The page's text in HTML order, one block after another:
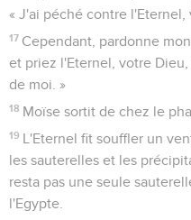
« J'ai péché contre
17 Cependant, pardonne
et priez l'Eternel, votre
de moi. »
18 Moïse sortit de chez le
19 L'Eternel fit souffler un
les sauterelles et les
resta pas une seule
l'Egypte.